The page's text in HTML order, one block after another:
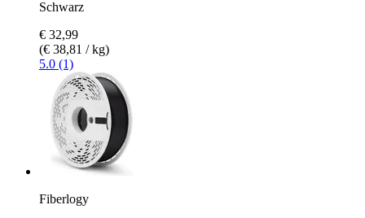
Schwarz
€ 32,99
(€ 38,81 / kg)
5.0 (1)
Fiberlogy